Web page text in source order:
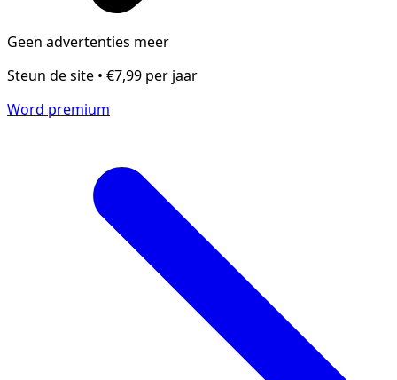
Geen advertenties meer
Steun de site • €7,99 per jaar
Word premium